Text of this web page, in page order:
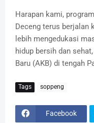
Harapan kami,
Deceng terus berjalan
lebih mengedukasi
hidup bersih dan
Baru (AKB) di tengah
Tags soppeng
Facebook